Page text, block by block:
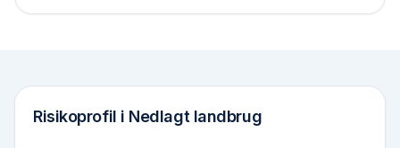
Risikoprofil i Nedlagt landbrug